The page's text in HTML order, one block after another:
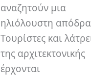
αναζητούν μια
ηλιόλουστη
Τουρίστες και
της αρχιτεκτονικής
έρχονται